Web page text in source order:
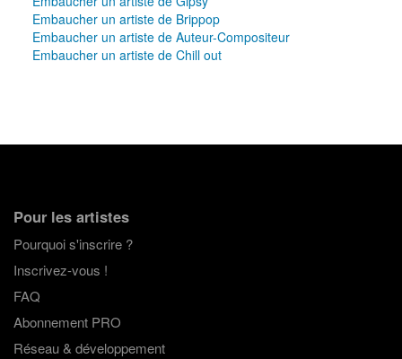
Embaucher un artiste de Brippop
Embaucher un artiste de Auteur-Compositeur
Embaucher un artiste de Chill out
Pour les artistes
Pourquoi s'inscrire ?
Inscrivez-vous !
FAQ
Abonnement PRO
Réseau & développement